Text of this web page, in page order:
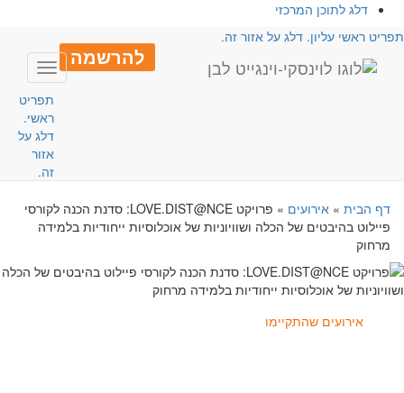
דלג לתוכן המרכזי
ראשי עליון. דלג על אזור זה.
להרשמה
Toggle
תפריט
ראשי.
דלג על
אזור
זה.
דף הבית» אירועים»
פרויקט LOVE.DIST@NCE: סדנת הכנה לקורסי
פיילוט בהיבטים של הכלה ושוויוניות של אוכלוסיות ייחודיות בלמידה
מרחוק
אירועים שהתקיימו